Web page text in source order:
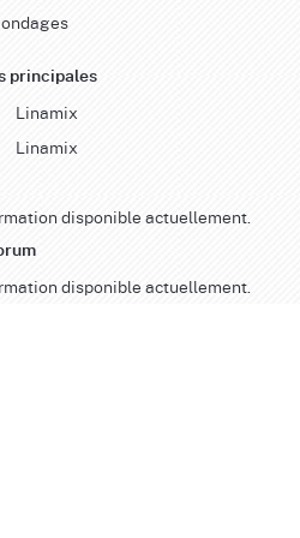
principales
Linamix
Linamix
disponible actuellement.
disponible actuellement.